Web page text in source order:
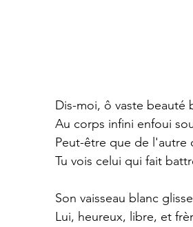
Dis-moi, ô vaste beauté
Au corps infini enfoui
Peut-être que de l'autre
Tu vois celui qui fait
Son vaisseau blanc
Lui, heureux, libre, et